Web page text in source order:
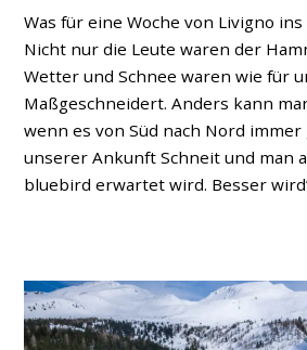
Was für eine Woche von Livigno
Nicht nur die Leute waren der
Wetter und Schnee waren wie für
Maßgeschneidert. Anders kann
wenn es von Süd nach Nord immer
unserer Ankunft Schneit und man
bluebird erwartet wird. Besser